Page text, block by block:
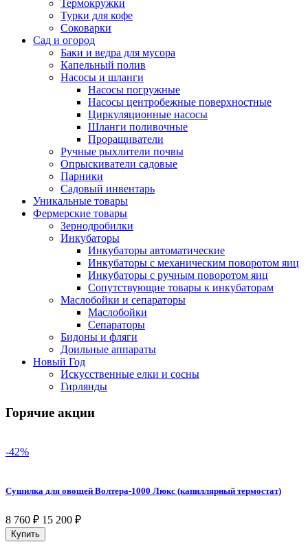
Термокружки
Турки для кофе
Соковарки
Сад и огород
Баки и ведра для мусора
Капельный полив
Насосы и шланги
Насосы погружные
Насосы центробежные поверхностные
Циркуляционные насосы
Шланги поливочные
Проращиватели
Ручные рыхлители почвы
Опрыскиватели садовые
Парники
Садовый инвентарь
Уникальные товары
Фермерские товары
Зернодробилки
Инкубаторы
Инкубаторы автоматические
Инкубаторы с механическим поворотом яиц
Инкубаторы с ручным поворотом яиц
Сопутствующие товары к инкубаторам
Маслобойки и сепараторы
Маслобойки
Сепараторы
Бидоны и фляги
Доильные аппараты
Новый Год
Искусственные елки и сосны
Гирлянды
Горячие акции
-42%
Сушилка для овощей Волтера-1000 Люкс (капиллярный термостат)
8 760 ₽ 15 200 ₽
Купить